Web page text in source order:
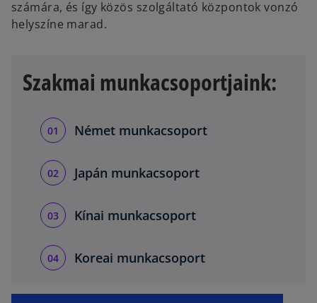
számára, és így közös szolgáltató központok vonzó
helyszíne marad.
Szakmai munkacsoportjaink:
Német munkacsoport
Japán munkacsoport
Kínai munkacsoport
Koreai munkacsoport